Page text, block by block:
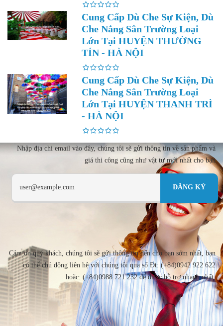
Cung Cấp Dù Che Sự Kiện, Dù
Che Nắng Sân Trường Loại
Lớn Tại HUYỆN THƯỜNG
TÍN - HÀ NỘI
Cung Cấp Dù Che Sự Kiện, Dù
Che Nắng Sân Trường Loại
Lớn Tại HUYỆN THANH TRÌ
- HÀ NỘI
Nhập địa chi email vào đây, chúng tôi sẽ gửi thông tin về sản phẩm và
giá thi công cũng như vật tư mới nhất cho bạn
Cảm ơn quý khách, chúng tôi sẽ gửi thông tin đến cho bạn sớm nhất, bạn
có thể chủ động liên hệ với chúng tôi qua số Đt: (+84)0942 922 622
hoặc: (+84)0988.721.232 để được hỗ trợ nhanh nhất.